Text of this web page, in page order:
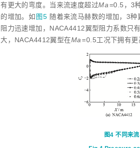
有更大的弯度。当来流速度超过Ma=0.5，3
的增加。如 图5 随着来流马赫数的增加，3
阻力迅速增加，NACA4412翼型阻力系数只
大，NACA4412翼型在Ma =0.5工况下拥有更
图4 不同来